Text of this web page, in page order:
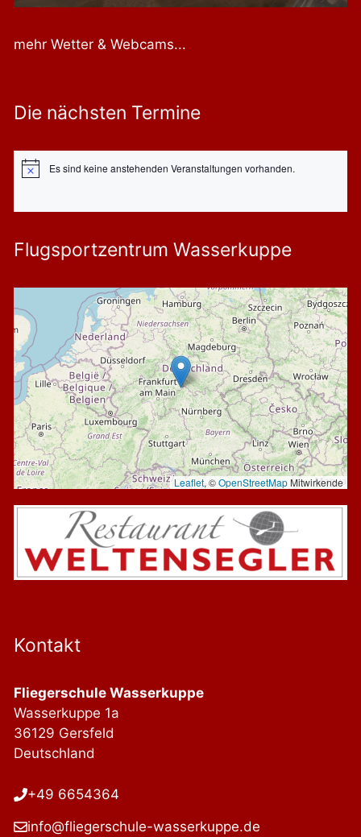
mehr Wetter & Webcams...
Die nächsten Termine
HinweisEs sind keine anstehenden Veranstaltungen vorhanden.
Flugsportzentrum Wasserkuppe
Leaflet, ©OpenStreetMapMitwirkende
Kontakt
Fliegerschule Wasserkuppe
Wasserkuppe 1a
36129 Gersfeld
Deutschland
+49 6654364
info@fliegerschule-wasserkuppe.de